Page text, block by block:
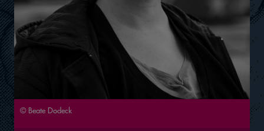
© Beate Dodeck